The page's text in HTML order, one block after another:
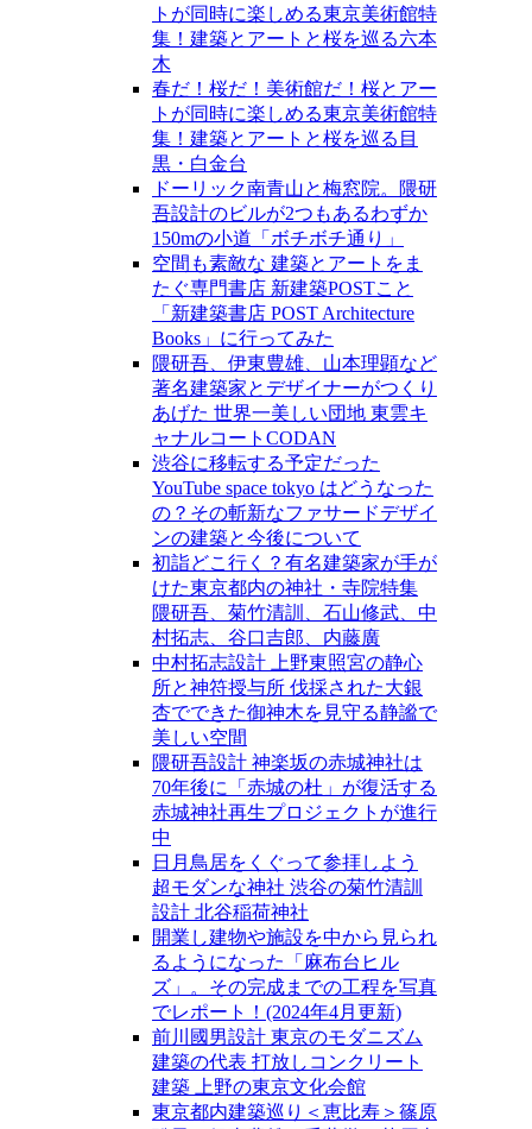
トが同時に楽しめる東京美術館特
集！建築とアートと桜を巡る六本
木
春だ！桜だ！美術館だ！桜とアー
トが同時に楽しめる東京美術館特
集！建築とアートと桜を巡る目
黒・白金台
ドーリック南青山と梅窓院。隈研
吾設計のビルが2つもあるわずか
150mの小道「ボチボチ通り」
空間も素敵な 建築とアートをま
たぐ専門書店 新建築POSTこと
「新建築書店 POST Architecture
Books」に行ってみた
隈研吾、伊東豊雄、山本理顕など
著名建築家とデザイナーがつくり
あげた 世界一美しい団地 東雲キ
ャナルコートCODAN
渋谷に移転する予定だった
YouTube space tokyo はどうなった
の？その斬新なファサードデザイ
ンの建築と今後について
初詣どこ行く？有名建築家が手が
けた東京都内の神社・寺院特集
隈研吾、菊竹清訓、石山修武、中
村拓志、谷口吉郎、内藤廣
中村拓志設計 上野東照宮の静心
所と神符授与所 伐採された大銀
杏でできた御神木を見守る静謐で
美しい空間
隈研吾設計 神楽坂の赤城神社は
70年後に「赤城の杜」が復活する
赤城神社再生プロジェクトが進行
中
日月鳥居をくぐって参拝しよう
超モダンな神社 渋谷の菊竹清訓
設計 北谷稲荷神社
開業し建物や施設を中から見られ
るようになった「麻布台ヒル
ズ」。その完成までの工程を写真
でレポート！(2024年4月更新)
前川國男設計 東京のモダニズム
建築の代表 打放しコンクリート
建築 上野の東京文化会館
東京都内建築巡り＜恵比寿＞篠原